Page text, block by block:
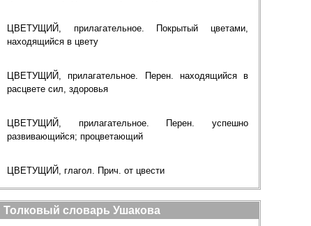
ЦВЕТУЩИЙ, прилагательное. Покрытый цветами,
находящийся в цвету
ЦВЕТУЩИЙ, прилагательное. Перен. находящийся в
расцвете сил, здоровья
ЦВЕТУЩИЙ, прилагательное. Перен. успешно
развивающийся; процветающий
ЦВЕТУЩИЙ, глагол. Прич. от цвести
Толковый словарь Ушакова